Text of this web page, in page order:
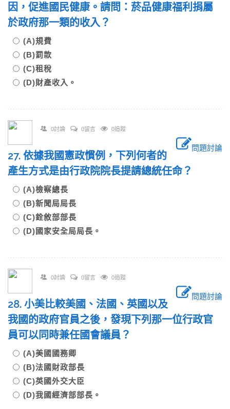
因，促進國民健康。請問：菸品健康福利捐屬
於政府那一類的收入？
(A)規費
(B)罰款
(C)租稅
(D)財產收入。
0討論 0留言 0追蹤
問題討論
27. 依據我國憲政慣例，下列何者的
產生方式是由行政院院長提請總統任命？
(A)檢察總長
(B)新聞局局長
(C)銓敘部部長
(D)國家安全局局長。
0討論 0留言 0追蹤
問題討論
28. 小美比較美國、法國、英國以及
我國的政府官員之後，發現下列那一位行政官
員可以同時兼任國會議員？
(A)美國國務卿
(B)法國財政部長
(C)英國外交大臣
(D)我國經濟部部長。